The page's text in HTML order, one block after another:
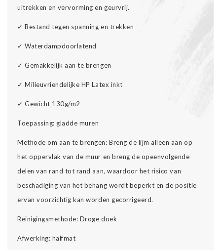
uitrekken en vervorming en geurvrij.
✓ Bestand tegen spanning en trekken
✓ Waterdampdoorlatend
✓ Gemakkelijk aan te brengen
✓ Milieuvriendelijke HP Latex inkt
✓ Gewicht 130g/m2
Toepassing: gladde muren
Methode om aan te brengen: Breng de lijm alleen aan op
het oppervlak van de muur en breng de opeenvolgende
delen van rand tot rand aan, waardoor het risico van
beschadiging van het behang wordt beperkt en de positie
ervan voorzichtig kan worden gecorrigeerd.
Reinigingsmethode: Droge doek
Afwerking: halfmat